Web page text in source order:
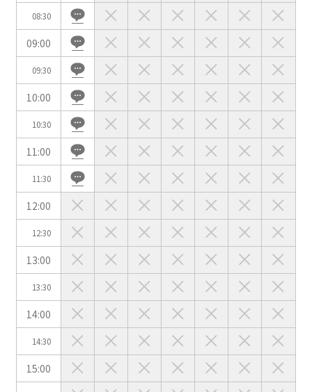
08:30
09:00
09:30
10:00
10:30
11:00
11:30
12:00
12:30
13:00
13:30
14:00
14:30
15:00
お問合せフォーム
面積
会場の種類
イベントホール 会議室
こだわり条件※複数選択可能
特長で選ぶ
駅直結
天井高3.5ｍ以上
窓があり開放感のある
会場
喫煙所あり
大型スクリーンあり
控室あり
4t車以上荷捌きあり
裏導線あり
時間貸し駐車場あり
専有回線(NURO)あり